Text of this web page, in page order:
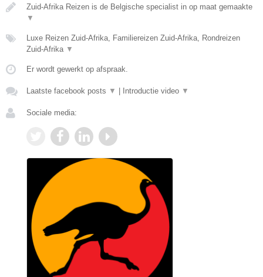
Zuid-Afrika Reizen is de Belgische specialist in op maat gemaakte
▼
Luxe Reizen Zuid-Afrika, Familiereizen Zuid-Afrika, Rondreizen
Zuid-Afrika ▼
Er wordt gewerkt op afspraak.
Laatste facebook posts ▼ Introductie video ▼
Sociale media: